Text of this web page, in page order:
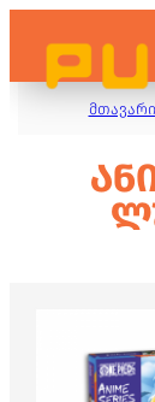
მთავარი